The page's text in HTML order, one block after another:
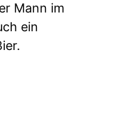
Mann im
ein